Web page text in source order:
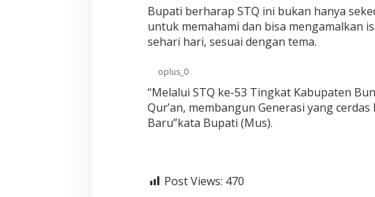
u
t
r
a
a
m
p
W
Bupati berharap STQ ini bukan hanya
untuk memahami dan bisa mengamalkan
sehari hari, sesuai dengan tema.
oplus_0
“Melalui STQ ke-53 Tingkat Kabupaten
Qur’an, membangun Generasi yang
Baru”kata Bupati (Mus).
Post Views: 470